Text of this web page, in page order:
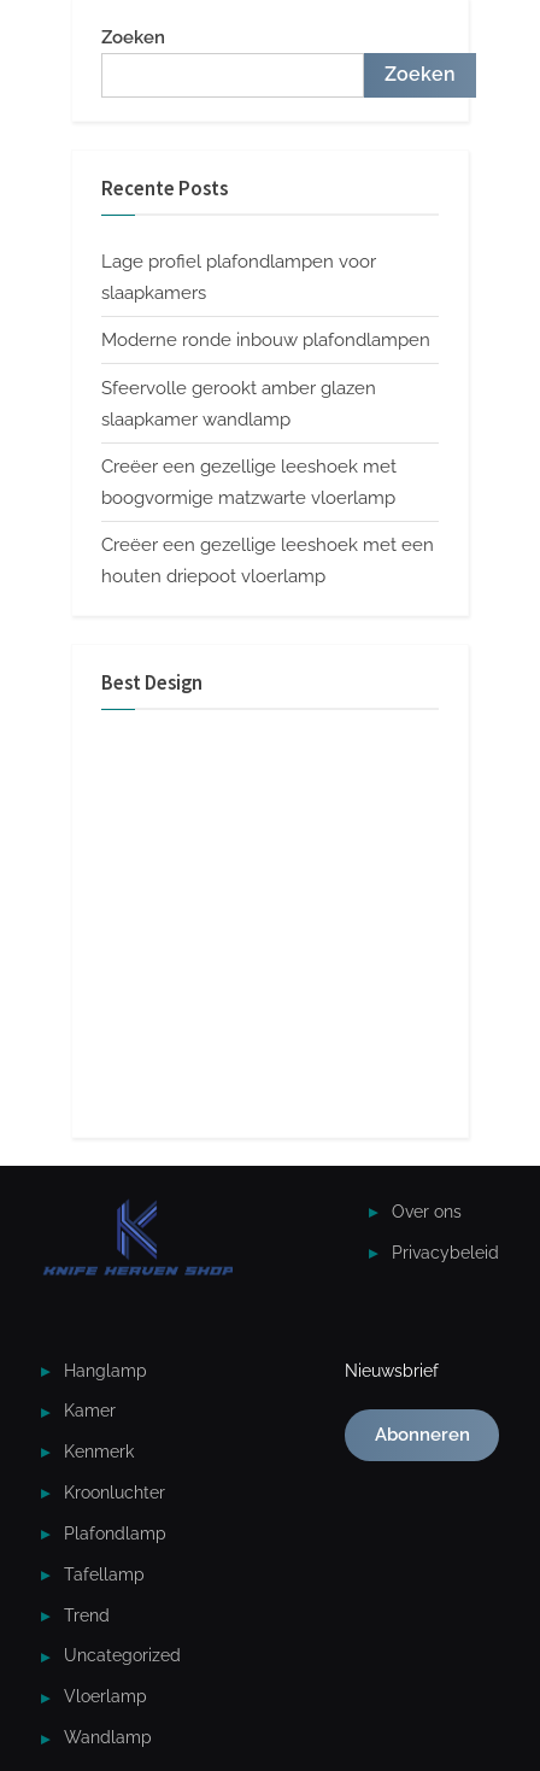
Zoeken
Zoeken
Recente Posts
Lage profiel plafondlampen voor
slaapkamers
Moderne ronde inbouw plafondlampen
Sfeervolle gerookt amber glazen
slaapkamer wandlamp
Creëer een gezellige leeshoek met
boogvormige matzwarte vloerlamp
Creëer een gezellige leeshoek met een
houten driepoot vloerlamp
Best Design
Over ons
Privacybeleid
Hanglamp
Kamer
Kenmerk
Kroonluchter
Plafondlamp
Tafellamp
Trend
Uncategorized
Vloerlamp
Wandlamp
Nieuwsbrief
Abonneren